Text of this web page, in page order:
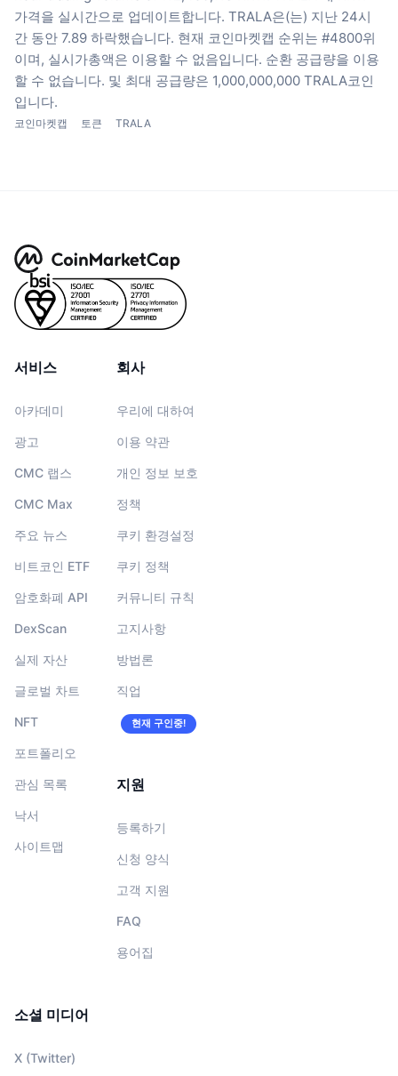
가격을 실시간으로 업데이트합니다. TRALA은(는) 지난 24시
간 동안 7.89 하락했습니다. 현재 코인마켓캡 순위는 #4800위
이며, 실시가총액은 이용할 수 없음입니다. 순환 공급량을 이용
할 수 없습니다. 및 최대 공급량은 1,000,000,000 TRALA코인
입니다.
코인마켓캡 토큰 TRALA
서비스
아카데미
광고
CMC 랩스
CMC Max
주요 뉴스
비트코인 ETF
암호화폐 API
DexScan
실제 자산
글로벌 차트
NFT
포트폴리오
관심 목록
낙서
사이트맵
회사
우리에 대하여
이용 약관
개인 정보 보호
정책
쿠키 환경설정
쿠키 정책
커뮤니티 규칙
고지사항
방법론
직업
현재 구인중!
지원
등록하기
신청 양식
고객 지원
FAQ
용어집
소셜 미디어
X (Twitter)